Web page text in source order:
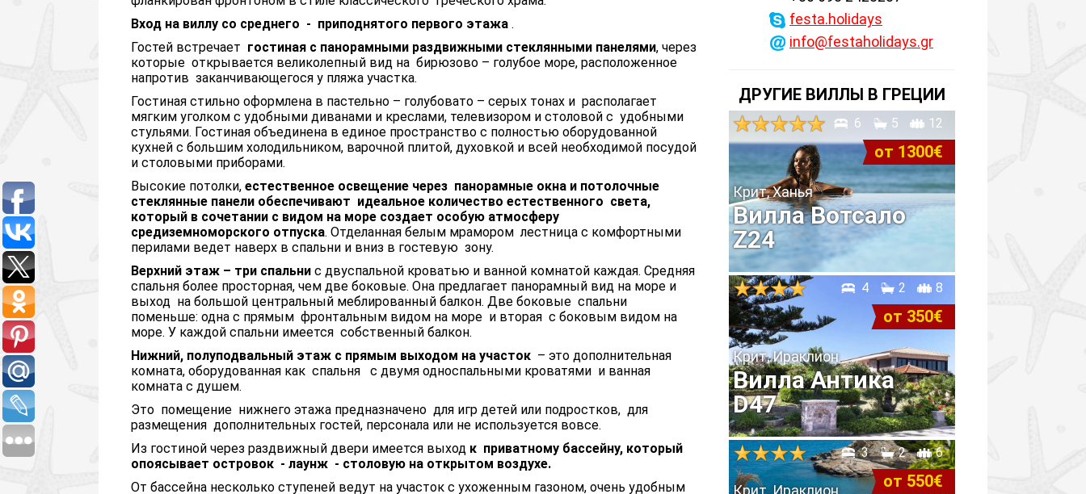
Вход на виллу со среднего - приподнятого первого этажа .
Гостей встречает гостиная с панорамными раздвижными стеклянными панелями, через
которые открывается великолепный вид на бирюзово – голубое море, расположенное
напротив заканчивающегося у пляжа участка.
Гостиная стильно оформлена в пастельно – голубовато – серых тонах и располагает
мягким уголком с удобными диванами и креслами, телевизором и столовой с удобными
стульями. Гостиная объединена в единое пространство с полностью оборудованной
кухней с большим холодильником, варочной плитой, духовкой и всей необходимой посудой
и столовыми приборами.
Высокие потолки, естественное освещение через панорамные окна и потолочные
стеклянные панели обеспечивают идеальное количество естественного света,
который в сочетании с видом на море создает особую атмосферу
средиземноморского отпуска. Отделанная белым мрамором лестница с комфортными
перилами ведет наверх в спальни и вниз в гостевую зону.
Верхний этаж – три спальни с двуспальной кроватью и ванной комнатой каждая. Средняя
спальня более просторная, чем две боковые. Она предлагает панорамный вид на море и
выход на большой центральный меблированный балкон. Две боковые спальни
поменьше: одна с прямым фронтальным видом на море и вторая с боковым видом на
море. У каждой спальни имеется собственный балкон.
Нижний, полуподвальный этаж с прямым выходом на участок – это дополнительная
комната, оборудованная как спальня с двумя односпальными кроватями и ванная
комната с душем.
Это помещение нижнего этажа предназначено для игр детей или подростков, для
размещения дополнительных гостей, персонала или не используется вовсе.
Из гостиной через раздвижный двери имеется выход к приватному бассейну, который
опоясывает островок - лаунж - столовую на открытом воздухе.
От бассейна несколько ступеней ведут на участок с ухоженным газоном, очень удобным
festa.holidays
info@festaholidays.gr
ДРУГИЕ ВИЛЛЫ В ГРЕЦИИ
6 5 12
от 1300€
Крит, Ханья
Вилла Вотсало
Z24
4 2 8
от 350€
Крит, Ираклион
Вилла Антика
D47
3 2 6
от 550€
Крит, Ираклион